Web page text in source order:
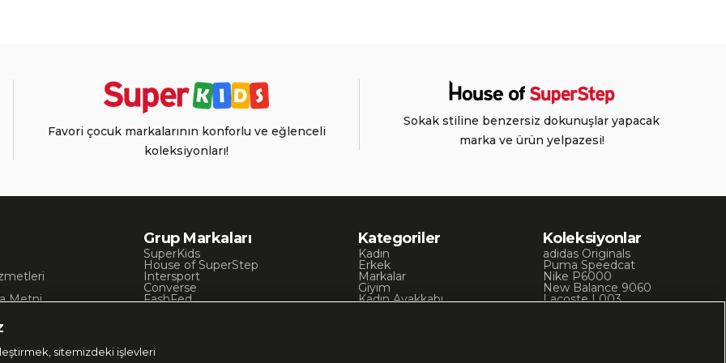
Favori çocuk markalarının konforlu ve eğlenceli
koleksiyonları!
Sokak stiline benzersiz dokunuşlar yapacak
marka ve ürün yelpazesi!
Metni
Grup Markaları
SuperKids
House of SuperStep
Intersport
Converse
FashFed
UNITED4
Kategoriler
Kadın
Erkek
Markalar
Giyim
Kadın Ayakkabı
Koleksiyonlar
adidas Originals
Puma Speedcat
Nike P6000
New Balance 9060
Lacoste L003
sitemizdeki işlevleri